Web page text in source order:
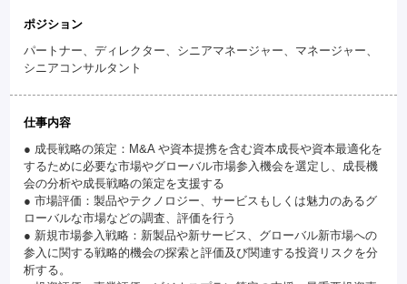
ポジション
パートナー、ディレクター、シニアマネージャー、マネージャー、
シニアコンサルタント
仕事内容
● 成長戦略の策定：M&A や資本提携を含む資本成長や資本最適化を
するために必要な市場やグローバル市場参入機会を選定し、成長機
会の分析や成長戦略の策定を支援する
● 市場評価：製品やテクノロジー、サービスもしくは魅力のあるグ
ローバルな市場などの調査、評価を行う
● 新規市場参入戦略：新製品や新サービス、グローバル新市場への
参入に関する戦略的機会の探索と評価及び関連する投資リスクを分
析する。